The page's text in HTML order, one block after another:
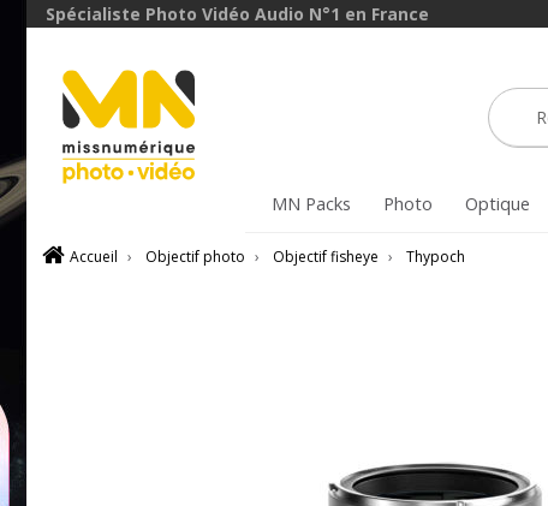
Spécialiste Photo Vidéo Audio N°1 en France
MN Packs Photo Optique
Accueil › Objectif photo › Objectif fisheye › Thypoch
avec le code